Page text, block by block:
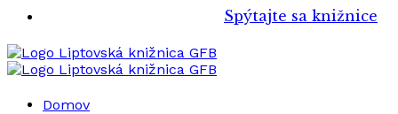
Spýtajte sa knižnice
Liptovská knižnica GFB
Liptovská knižnica GFB
Domov